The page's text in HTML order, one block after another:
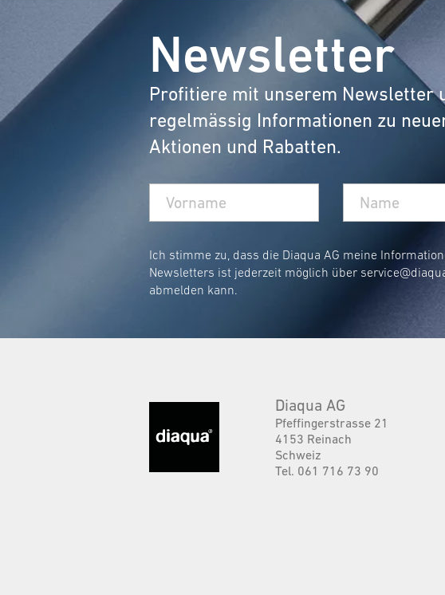
Newsletter
Profitiere mit unserem Newsletter
regelmässig Informationen zu
Aktionen und Rabatten.
Ich stimme zu, dass die Diaqua AG meine
Newsletters ist jederzeit möglich über
abmelden kann.
Diaqua AG
Pfeffingerstrasse 21
4153 Reinach
Schweiz
Tel. 061 716 73 90